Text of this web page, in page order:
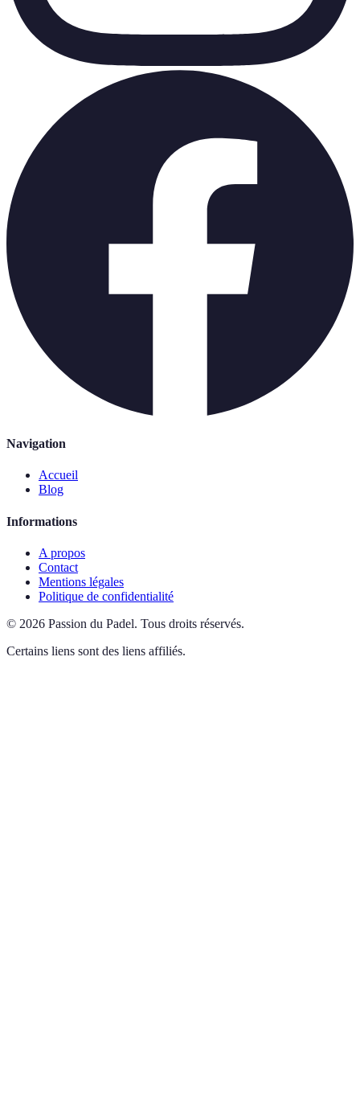
Navigation
Accueil
Blog
Informations
A propos
Contact
Mentions légales
Politique de confidentialité
© 2026 Passion du Padel. Tous droits réservés.
Certains liens sont des liens affiliés.